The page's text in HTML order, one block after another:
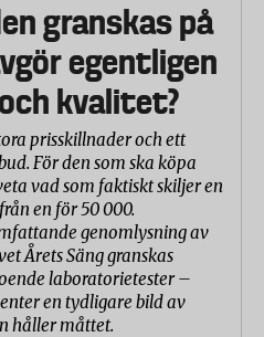
granskas på
egentligen
kvalitet?
prisskillnader och ett
För den som ska köpa
vad som faktiskt skiljer en
en för 50 000.
genomlysning av
Årets Säng granskas
laboratorietester –
en tydligare bild av
håller måttet.